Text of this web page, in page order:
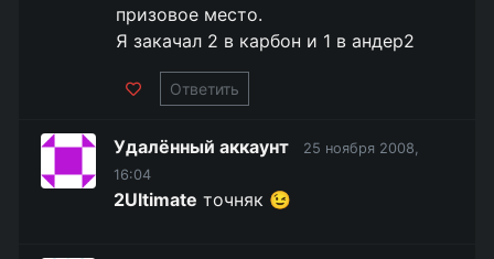
призовое место.
Я закачал 2 в карбон и 1 в андер2
Ответить
Удалённый аккаунт
25 ноября 2008,
16:04
2Ultimate точняк 😉